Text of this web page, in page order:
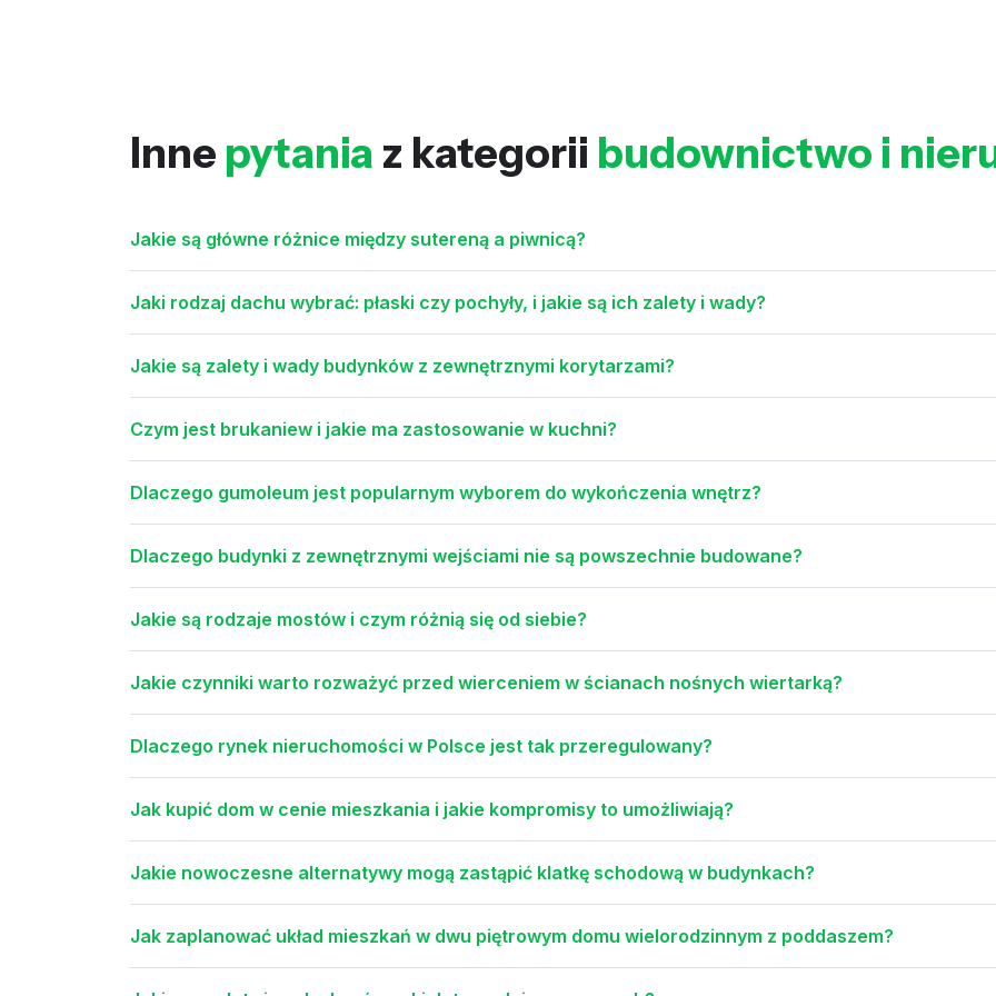
Inne pytania z kategorii budownictwo i
Jakie są główne różnice między sutereną a piwnicą?
Jaki rodzaj dachu wybrać: płaski czy pochyły, i jakie są ich zalety i wady?
Jakie są zalety i wady budynków z zewnętrznymi korytarzami?
Czym jest brukaniew i jakie ma zastosowanie w kuchni?
Dlaczego gumoleum jest popularnym wyborem do wykończenia wnętrz?
Dlaczego budynki z zewnętrznymi wejściami nie są powszechnie budowane?
Jakie są rodzaje mostów i czym różnią się od siebie?
Jakie czynniki warto rozważyć przed wierceniem w ścianach nośnych wiertarką?
Dlaczego rynek nieruchomości w Polsce jest tak przeregulowany?
Jak kupić dom w cenie mieszkania i jakie kompromisy to umożliwiają?
Jakie nowoczesne alternatywy mogą zastąpić klatkę schodową w budynkach?
Jak zaplanować układ mieszkań w dwu piętrowym domu wielorodzinnym z poddaszem?